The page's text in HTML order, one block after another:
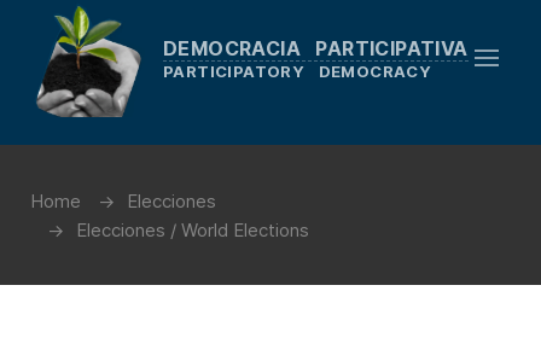
DEMOCRACIA PARTICIPATIVA
PARTICIPATORY DEMOCRACY
Home
Elecciones
Elecciones / World Elections